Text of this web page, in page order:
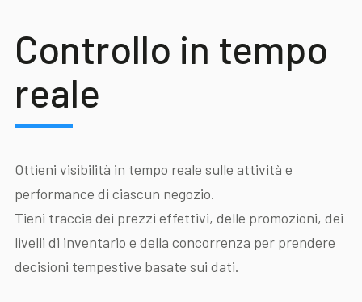
Controllo in tempo
reale
Ottieni visibilità in tempo reale sulle attività e
performance di ciascun negozio.
Tieni traccia dei prezzi effettivi, delle promozioni, dei
livelli di inventario e della concorrenza per prendere
decisioni tempestive basate sui dati.